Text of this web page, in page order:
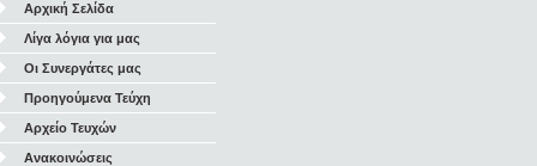
Αρχική Σελίδα
Λίγα λόγια για μας
Οι Συνεργάτες μας
Προηγούμενα Τεύχη
Αρχείο Τευχών
Ανακοινώσεις